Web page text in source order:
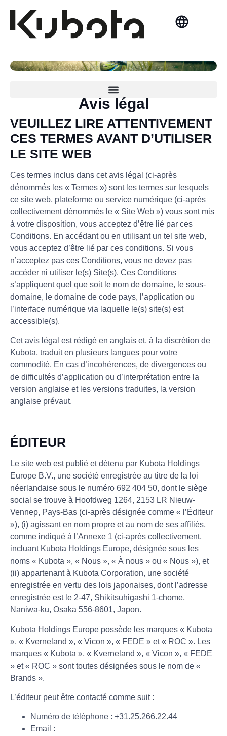
Avis légal
VEUILLEZ LIRE ATTENTIVEMENT
CES TERMES AVANT D’UTILISER
LE SITE WEB
Ces termes inclus dans cet avis légal (ci-après
dénommés les « Termes ») sont les termes sur lesquels
ce site web, plateforme ou service numérique (ci-après
collectivement dénommés le « Site Web ») vous sont mis
à votre disposition, vous acceptez d’être lié par ces
Conditions. En accédant ou en utilisant un tel site web,
vous acceptez d’être lié par ces conditions. Si vous
n’acceptez pas ces Conditions, vous ne devez pas
accéder ni utiliser le(s) Site(s). Ces Conditions
s’appliquent quel que soit le nom de domaine, le sous-
domaine, le domaine de code pays, l’application ou
l’interface numérique via laquelle le(s) site(s) est
accessible(s).
Cet avis légal est rédigé en anglais et, à la discrétion de
Kubota, traduit en plusieurs langues pour votre
commodité. En cas d’incohérences, de divergences ou
de difficultés d’application ou d’interprétation entre la
version anglaise et les versions traduites, la version
anglaise prévaut.
ÉDITEUR
Le site web est publié et détenu par Kubota Holdings
Europe B.V., une société enregistrée au titre de la loi
néerlandaise sous le numéro 692 404 50, dont le siège
social se trouve à Hoofdweg 1264, 2153 LR Nieuw-
Vennep, Pays-Bas (ci-après désignée comme « l’Éditeur
»), (i) agissant en nom propre et au nom de ses affiliés,
comme indiqué à l’Annexe 1 (ci-après collectivement,
incluant Kubota Holdings Europe, désignée sous les
noms « Kubota », « Nous », « À nous » ou « Nous »), et
(ii) appartenant à Kubota Corporation, une société
enregistrée en vertu des lois japonaises, dont l’adresse
enregistrée est le 2-47, Shikitsuhigashi 1-chome,
Naniwa-ku, Osaka 556-8601, Japon.
Kubota Holdings Europe possède les marques « Kubota
», « Kverneland », « Vicon », « FEDE » et « ROC ». Les
marques « Kubota », « Kverneland », « Vicon », « FEDE
» et « ROC » sont toutes désignées sous le nom de «
Brands ».
L’éditeur peut être contacté comme suit :
Numéro de téléphone : +31.25.266.22.44
Email :